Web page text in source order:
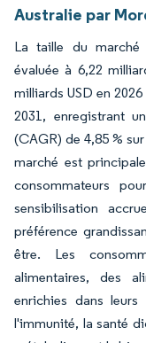
Australie par
La taille du marché
évaluée à 6,22
milliards USD en
2031, enregistrant
(CAGR) de 4,85 %
marché est
consommateurs
sensibilisation
préférence
être. Les
alimentaires, des
enrichies dans
l'immunité, la santé